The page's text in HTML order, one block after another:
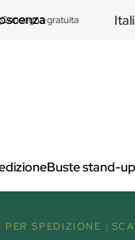
Consegna gratuita
Buste stand-up
PER SPEDIZIONE